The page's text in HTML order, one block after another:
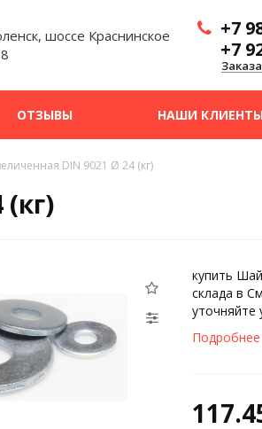
шоссе Краснинское
+7
+7
ОТЗЫВЫ НАШИ
DIN 9021 Ø 24 (кг)
купить
склада в
уточняйте
Подробнее